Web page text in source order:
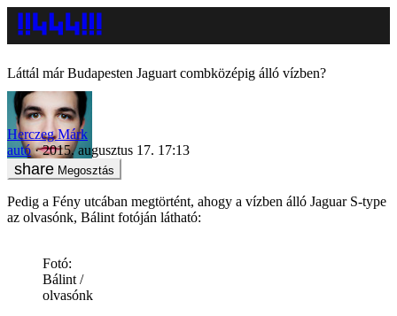
Láttál már Budapesten Jaguart combközépig álló vízben?
Herczeg Márk
autó
2015. augusztus 17. 17:13
Megosztás
Pedig a Fény utcában megtörtént, ahogy a vízben álló Jaguar S-type
az olvasónk, Bálint fotóján látható:
Fotó:
Bálint /
olvasónk